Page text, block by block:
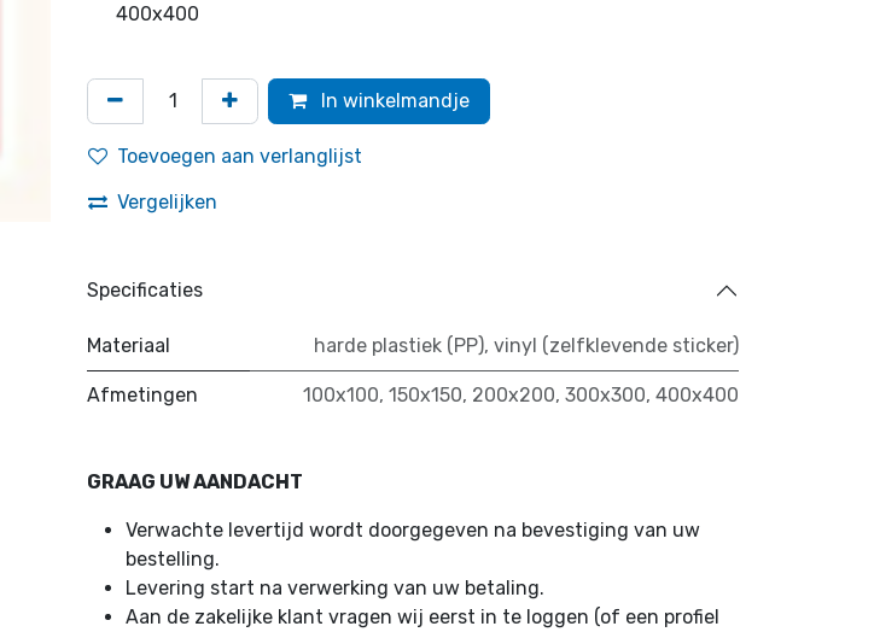
400x400
In winkelmandje
Toevoegen aan verlanglijst
Vergelijken
Specificaties
Materiaal harde plastiek (PP), vinyl (zelfklevende sticker)
Afmetingen 100x100, 150x150, 200x200, 300x300, 400x400
GRAAG UW AANDACHT
Verwachte levertijd wordt doorgegeven na bevestiging van uw
bestelling.
Levering start na verwerking van uw betaling.
Aan de zakelijke klant vragen wij eerst in te loggen (of een profiel